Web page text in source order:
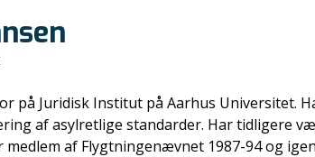
på Juridisk Institut på Aarhus
af asylretlige standarder. Har tidligere
medlem af Flygtningenævnet 1987-94 og